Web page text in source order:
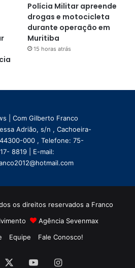
Polícia Militar apreende
drogas e motocicleta
durante operação em
Muritiba
15 horas atrás
| Com Gilberto Franco
Adrião, s/n , Cachoeira-
000 , Telefone: 75-
8819 | E-mail:
os direitos reservados a Franco
Agência Sevenmax
Equipe Fale Conosco!
YouTubeInstagram